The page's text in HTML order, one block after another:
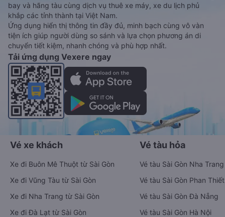
bay và hãng tàu cùng dịch vụ thuê xe máy, xe du lịch phủ
khắp các tỉnh thành tại Việt Nam.
Ứng dụng hiển thị thông tin đầy đủ, minh bạch cùng vô vàn
tiện ích giúp người dùng so sánh và lựa chọn phương án di
chuyển tiết kiệm, nhanh chóng và phù hợp nhất.
Tải ứng dụng Vexere ngay
Vé xe khách
Xe đi Buôn Mê Thuột từ Sài Gòn
Xe đi Vũng Tàu từ Sài Gòn
Xe đi Nha Trang từ Sài Gòn
Xe đi Đà Lạt từ Sài Gòn
Vé tàu hỏa
Vé tàu Sài Gòn Nha Trang
Vé tàu Sài Gòn Phan Thiết
Vé tàu Sài Gòn Đà Nẵng
Vé tàu Sài Gòn Hà Nội